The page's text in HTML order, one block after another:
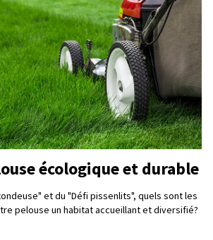
écologique et durable
et du "Défi pissenlits", quels sont les
pelouse un habitat accueillant et diversifié?